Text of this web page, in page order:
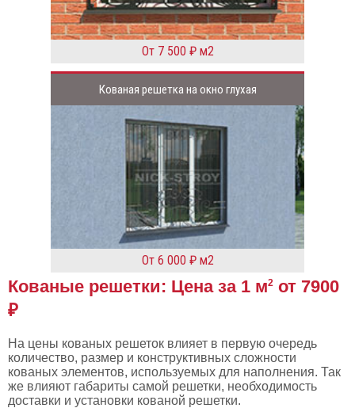
От 7 500 ₽ м2
Кованая решетка на окно глухая
От 6 000 ₽ м2
Кованые решетки: Цена за 1 м2 от 7900
₽
На цены кованых решеток влияет в первую очередь
количество, размер и конструктивных сложности
кованых элементов, используемых для наполнения. Так
же влияют габариты самой решетки, необходимость
доставки и установки кованой решетки.